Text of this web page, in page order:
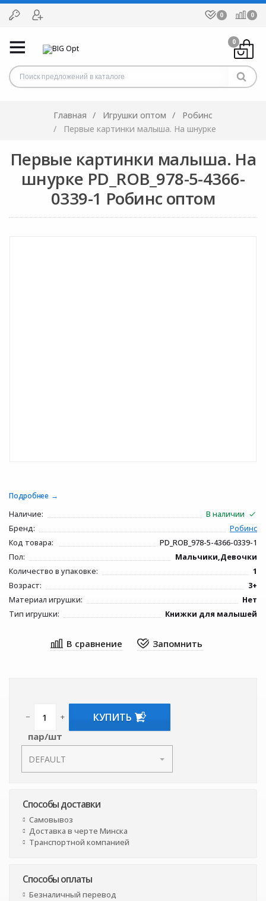
0 0
0
Главная Игрушки оптом
Робинс
Первые картинки малыша. На шнурке
Первые картинки малыша. На
шнурке PD_ROB_978-5-4366-
0339-1 Робинс оптом
Подробнее
Наличие:
В наличии
Бренд:
Робинс
Код товара:
PD_ROB_978-5-4366-0339-1
Пол:
Мальчики,Девочки
Количество в упаковке:
1
Возраст:
3+
Материал игрушки:
Нет
Тип игрушки:
Книжки для малышей
− +
пар/шт
КУПИТЬ
Способы доставки
Самовывоз
Доставка в черте Минска
Транспортной компанией
Способы оплаты
Безналичный перевод